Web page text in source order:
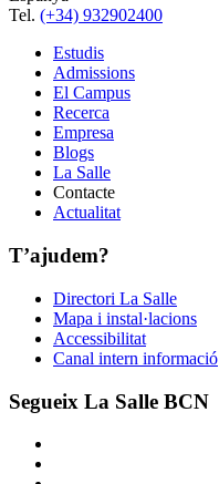
Tel. (+34) 932902400
Estudis
Admissions
El Campus
Recerca
Empresa
Blogs
La Salle
Contacte
Actualitat
T’ajudem?
Directori La Salle
Mapa i instal·lacions
Accessibilitat
Canal intern informació
Segueix La Salle BCN